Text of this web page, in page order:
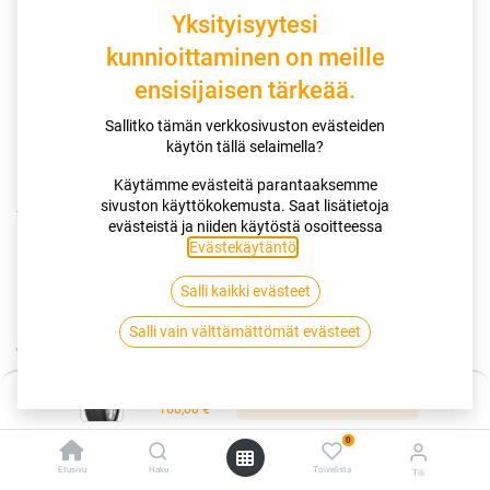
160,00€
Etusivu Haku
0
Toivelista Tili
Kauppa
195/55R20 95H GOODYEAR VECTOR 4SEASONS GEN 2 XL
195/55R20 95H GOODYEAR VECTOR
4SEASONS GEN 2 XL
Tällä tuotteella ei ole kelvollista yhdistelmää.
Yksityisyytesi
kunnioittaminen on meille
ensisijaisen tärkeää.
Sallitko tämän verkkosivuston evästeiden
käytön tällä selaimella?
Käytämme evästeitä parantaaksemme
sivuston käyttökokemusta. Saat lisätietoja
evästeistä ja niiden käytöstä osoitteessa
Evästekäytäntö
Salli kaikki evästeet
Salli vain välttämättömät evästeet